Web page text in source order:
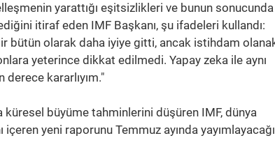
yarattığı eşitsizlikleri ve bunun sonucunda
itiraf eden IMF Başkanı, şu ifadeleri kullandı:
olarak daha iyiye gitti, ancak istihdam
yeterince dikkat edilmedi. Yapay zeka ile aynı
kararlıyım."
büyüme tahminlerini düşüren IMF, dünya
yeni raporunu Temmuz ayında